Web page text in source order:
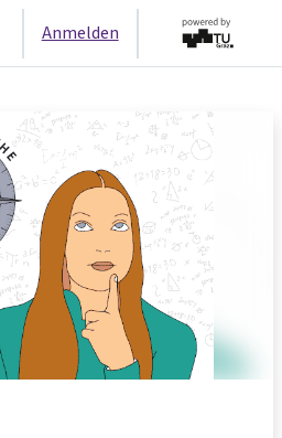
Anmelden